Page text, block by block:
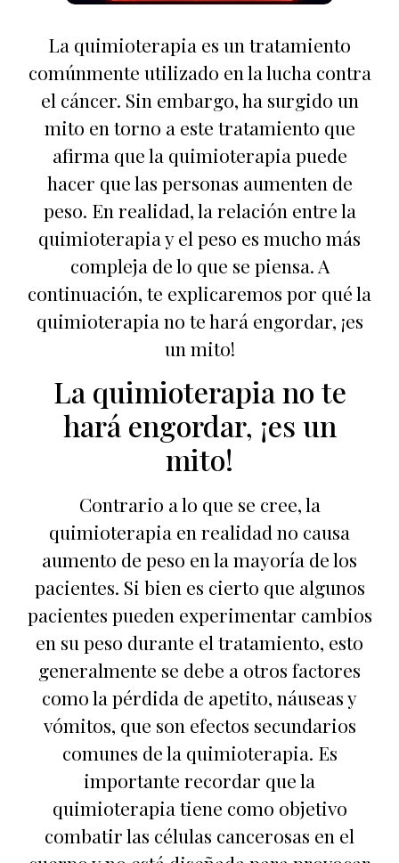
La quimioterapia es un tratamiento
comúnmente utilizado en la lucha contra
el cáncer. Sin embargo, ha surgido un
mito en torno a este tratamiento que
afirma que la quimioterapia puede
hacer que las personas aumenten de
peso. En realidad, la relación entre la
quimioterapia y el peso es mucho más
compleja de lo que se piensa. A
continuación, te explicaremos por qué la
quimioterapia no te hará engordar, ¡es
un mito!
La quimioterapia no te
hará engordar, ¡es un
mito!
Contrario a lo que se cree, la
quimioterapia en realidad no causa
aumento de peso en la mayoría de los
pacientes. Si bien es cierto que algunos
pacientes pueden experimentar cambios
en su peso durante el tratamiento, esto
generalmente se debe a otros factores
como la pérdida de apetito, náuseas y
vómitos, que son efectos secundarios
comunes de la quimioterapia. Es
importante recordar que la
quimioterapia tiene como objetivo
combatir las células cancerosas en el